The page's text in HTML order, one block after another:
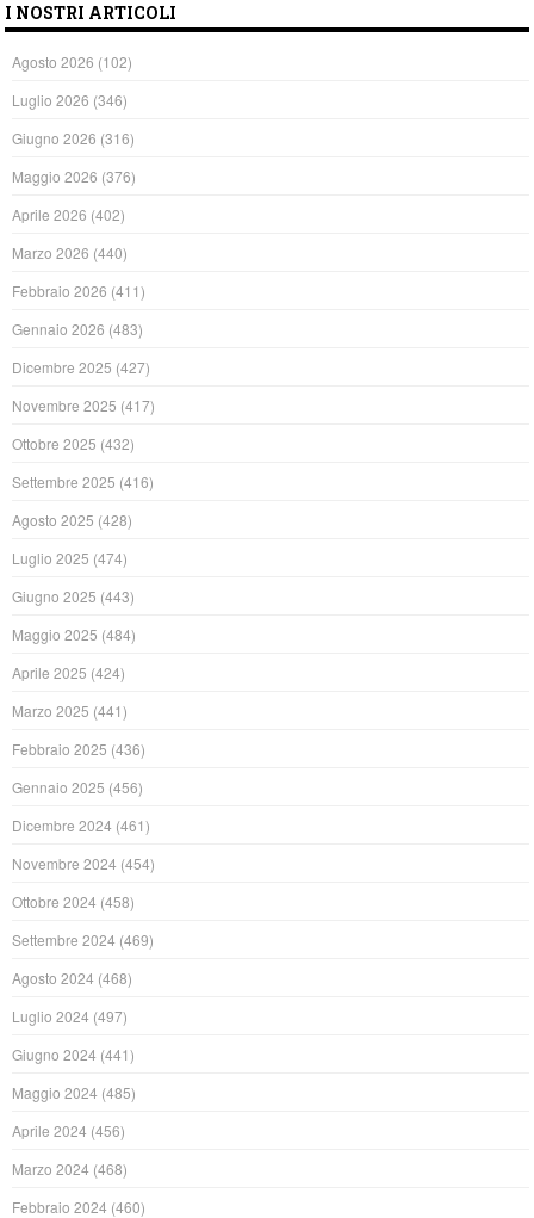
I NOSTRI ARTICOLI
Agosto 2026 (102)
Luglio 2026 (346)
Giugno 2026 (316)
Maggio 2026 (376)
Aprile 2026 (402)
Marzo 2026 (440)
Febbraio 2026 (411)
Gennaio 2026 (483)
Dicembre 2025 (427)
Novembre 2025 (417)
Ottobre 2025 (432)
Settembre 2025 (416)
Agosto 2025 (428)
Luglio 2025 (474)
Giugno 2025 (443)
Maggio 2025 (484)
Aprile 2025 (424)
Marzo 2025 (441)
Febbraio 2025 (436)
Gennaio 2025 (456)
Dicembre 2024 (461)
Novembre 2024 (454)
Ottobre 2024 (458)
Settembre 2024 (469)
Agosto 2024 (468)
Luglio 2024 (497)
Giugno 2024 (441)
Maggio 2024 (485)
Aprile 2024 (456)
Marzo 2024 (468)
Febbraio 2024 (460)